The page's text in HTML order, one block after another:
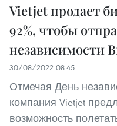
Vietjet продает
92%, чтобы
независимости
30/08/2022 08:45
Отмечая День
компания Vietjet
возможность